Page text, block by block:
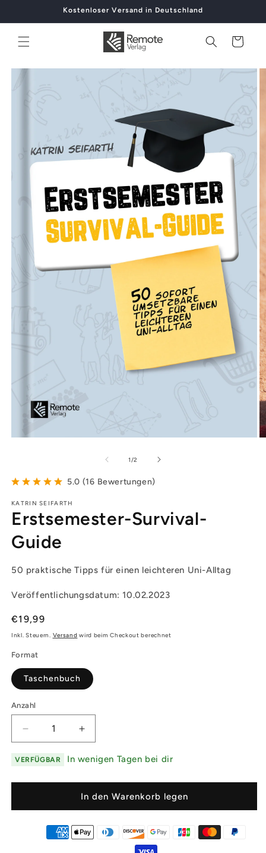
Inhalt
Kostenloser Versand in Deutschland
Warenkorb
1 /von
2
5.0 (16 Bewertungen)
KATRIN SEIFARTH
Erstsemester-Survival-
Guide
50 praktische Tipps für einen leichteren Uni-Alltag
Veröffentlichungsdatum: 10.02.2023
Normaler
Preis
€19,99
Inkl. Steuern. Versand wird beim Checkout berechnet
Format
Taschenbuch
Anzahl
Verringere
die
Menge
Erstsemester-
Guide
Erhöhe
die
Menge
Erstsemester-
Survival-
Guide
VERFÜGBAR In wenigen Tagen bei dir
In den Warenkorb legen